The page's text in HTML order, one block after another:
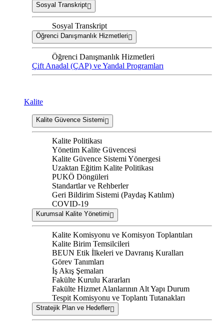
Sosyal Transkript
Sosyal Transkript
Öğrenci Danışmanlık Hizmetleri
Öğrenci Danışmanlık Hizmetleri
Çift Anadal (ÇAP) ve Yandal Programları
Kalite
Kalite Güvence Sistemi
Kalite Politikası
Yönetim Kalite Güvencesi
Kalite Güvence Sistemi Yönergesi
Uzaktan Eğitim Kalite Politikası
PUKÖ Döngüleri
Standartlar ve Rehberler
Geri Bildirim Sistemi (Paydaş Katılım)
COVID-19
Kurumsal Kalite Yönetimi
Kalite Komisyonu ve Komisyon Toplantıları
Kalite Birim Temsilcileri
BEUN Etik İlkeleri ve Davranış Kuralları
Görev Tanımları
İş Akış Şemaları
Fakülte Kurulu Kararları
Fakülte Hizmet Alanlarının Alt Yapı Durum
Tespit Komisyonu ve Toplantı Tutanakları
Stratejik Plan ve Hedefler